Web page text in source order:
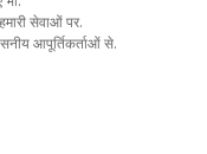
सेवाओं पर.
आपूर्तिकर्ताओं से.